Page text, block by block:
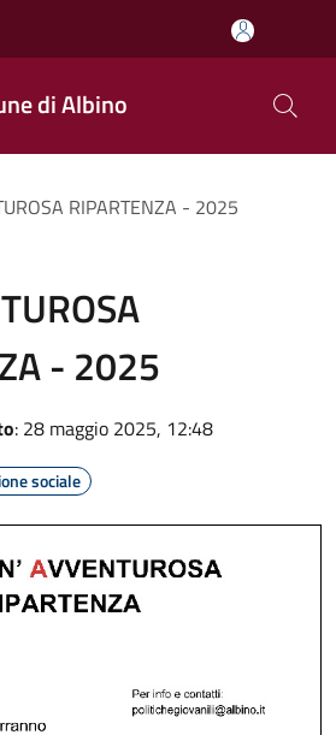
di Albino
RIPARTENZA - 2025
- 2025
: 28 maggio 2025, 12:48
sociale